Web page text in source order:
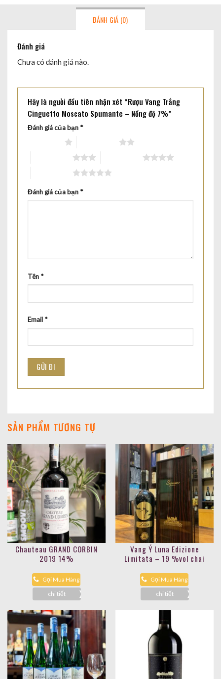
ĐÁNH GIÁ (0)
Đánh giá
Chưa có đánh giá nào.
Hãy là người đầu tiên nhận xét “Rượu Vang Trắng
Cinguetto Moscato Spumante – Nồng độ 7%”
Đánh giá của bạn *
Đánh giá của bạn *
Tên *
Email *
SẢN PHẨM TƯƠNG TỰ
Chauteau GRAND CORBIN
2019 14%
Gọi Mua Hàng
chi tiết
Vang Ý Luna Edizione
Limitata – 19 %vol chai
Gọi Mua Hàng
chi tiết